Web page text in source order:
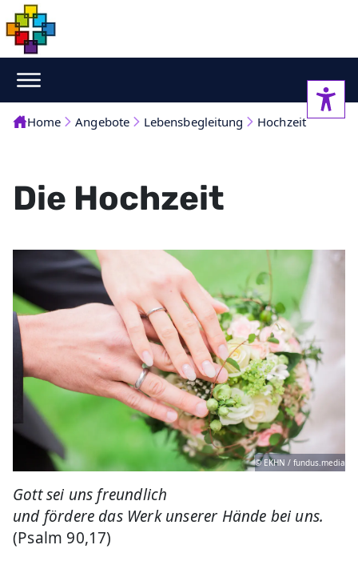
Home Angebote Lebensbegleitung Hochzeit
Die Hochzeit
© EKHN / fundus.media
Gott sei uns freundlich
und fördere das Werk unserer Hände bei uns.
(Psalm 90,17)